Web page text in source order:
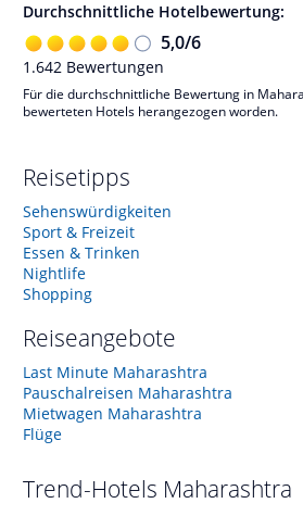
Durchschnittliche Hotelbewertung:
5,0/6
1.642 Bewertungen
Für die durchschnittliche Bewertung in
bewerteten Hotels herangezogen worden.
Reisetipps
Sehenswürdigkeiten
Sport & Freizeit
Essen & Trinken
Nightlife
Shopping
Reiseangebote
Last Minute Maharashtra
Pauschalreisen Maharashtra
Mietwagen Maharashtra
Flüge
Trend-Hotels Maharashtra